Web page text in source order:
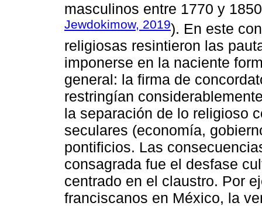
masculinos entre 1770 y
Jewdokimow, 2019). En este
religiosas resintieron las
imponerse en la naciente
general: la firma de
restringían
la separación de lo religioso
seculares (economía,
pontificios. Las
consagrada fue el desfase
centrado en el claustro. Por
franciscanos en México, la